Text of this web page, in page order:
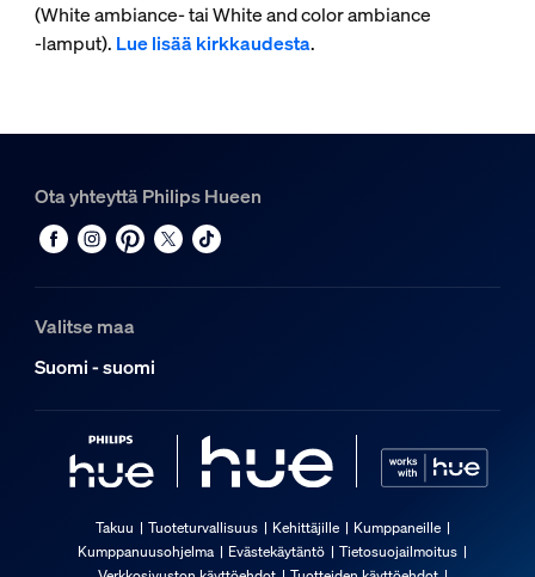
(White ambiance- tai White and color ambiance
‑lamput). Lue lisää kirkkaudesta.
Ota yhteyttä Philips Hueen
Valitse maa
Suomi - suomi
Takuu Tuoteturvallisuus Kehittäjille
Kumppaneille
Kumppanuusohjelma
Evästekäytäntö
Tietosuojailmoitus